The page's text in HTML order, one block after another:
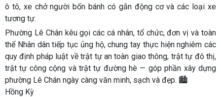
ô tô, xe chở người bốn bánh có gắn động cơ và các loại xe
tương tự.
Phường Lê Chân kêu gọi các cá nhân, tổ chức, đơn vị và toàn
thể Nhân dân tiếp tục ủng hộ, chung tay thực hiện nghiêm các
quy định pháp luật về trật tự an toàn giao thông, trật tự đô thị,
trật tự công cộng và trật tự đường hè — góp phần xây dựng
phường Lê Chân ngày càng văn minh, sạch và đẹp. 🏙️
Hồng Kỳ